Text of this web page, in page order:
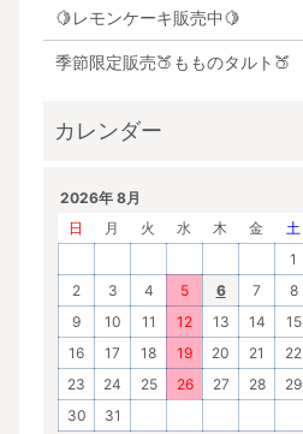
🍋レモンケーキ販売中🍋
季節限定販売🍑もものタルト🍑
2026年 8月
日
月 火 水 木 金
土
1
2
3 4 5 6 7
8
9
10 11 12 13 14
15
16
17 18 19 20 21
22
23
24 25 26 27 28
29
30
31